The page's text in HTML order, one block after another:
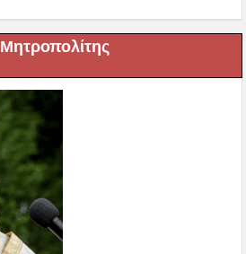
Μητροπολίτης